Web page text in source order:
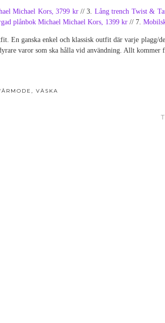
Michael Kors, 3799 kr// 3. Lång trench Twist &
plånbok Michael Michael Kors, 1399 kr // 7.
En ganska enkel och klassisk outfit där varje plagg/
varor som ska hålla vid användning. Allt kommer
, VÄSKA